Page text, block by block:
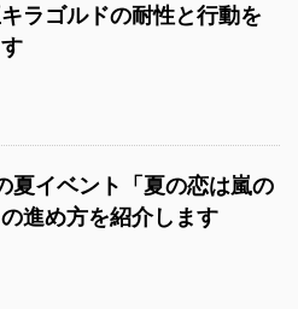
ラゴルドの耐性と行動を
夏イベント「夏の恋は嵐の
進め方を紹介します